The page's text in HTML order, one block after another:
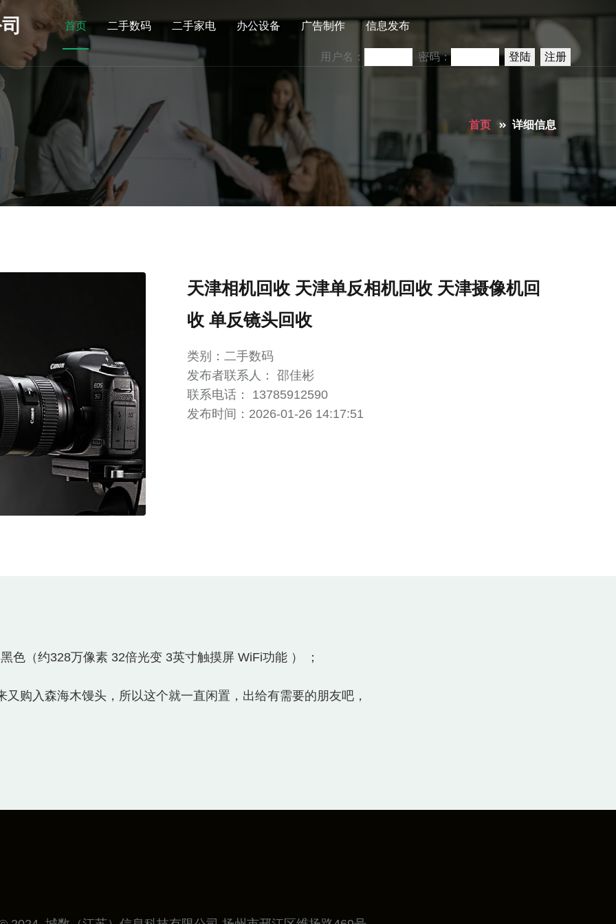
首页 二手数码 二手家电 办公设备 广告制作 信息发布
用户名： 密码：
首页 详细信息
天津相机回收 天津单反相机回收 天津摄像机回
收 单反镜头回收
类别：二手数码
发布者联系人： 邵佳彬
联系电话： 13785912590
发布时间：2026-01-26 14:17:51
色（约328万像素 32倍光变 3英寸触摸屏 WiFi功能 ​） ；
购入森海木馒头，所以这个就一直闲置，出给有需要的朋友吧，